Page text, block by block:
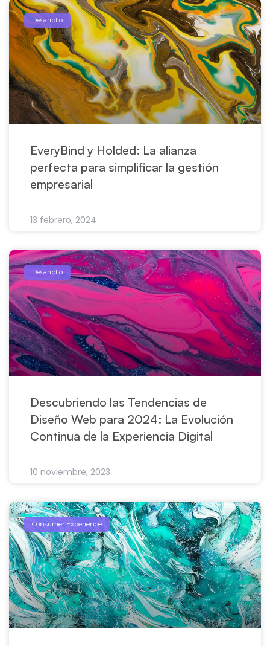
Desarrollo
EveryBind y Holded: La alianza
perfecta para simplificar la gestión
empresarial
13 febrero, 2024
Desarrollo
Descubriendo las Tendencias de
Diseño Web para 2024: La Evolución
Continua de la Experiencia Digital
10 noviembre, 2023
Consumer Experience